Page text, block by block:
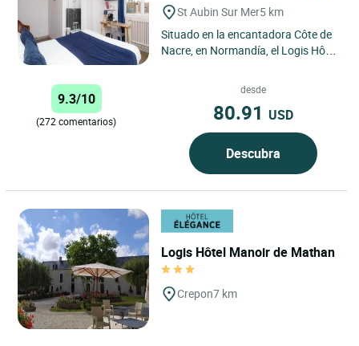
St Aubin Sur Mer5 km
Situado en la encantadora Côte de
Nacre, en Normandía, el Logis Hôtel
Mer goza de una...
9.3/10
(272 comentarios)
desde
80.91 USD
Descubra
Logis Hôtel Manoir de Mathan
Crepon7 km